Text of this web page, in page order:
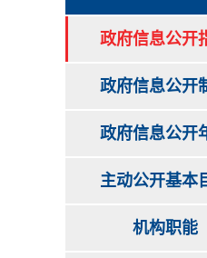
政府信息公开
政府信息公开
政府信息公开
主动公开基本
机构职能